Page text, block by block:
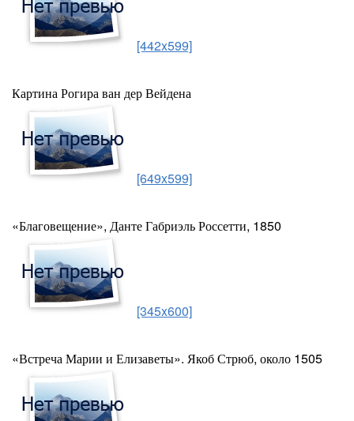
[442x599]
Картина Рогира ван дер Вейдена
[649x599]
«Благовещение», Данте Габриэль Россетти, 1850
[345x600]
«Встреча Марии и Елизаветы». Якоб Стрюб, около 1505